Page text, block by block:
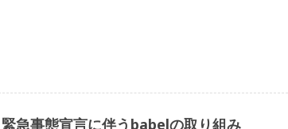
緊急事態宣言に伴うbabelの取り組み